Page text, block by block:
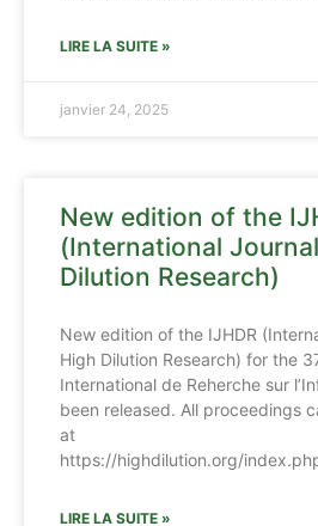
LIRE LA SUITE »
janvier 24, 2025
New edition of the
(International
Dilution Research)
New edition of the IJHDR
High Dilution Research) for the
International de Reherche sur
been released. All proceedings
at
https://highdilution.org/
LIRE LA SUITE »